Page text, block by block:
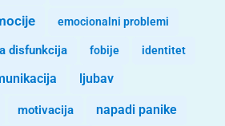
emocionalni problemi
disfunkcija fobije identitet
ljubav
motivacija napadi panike